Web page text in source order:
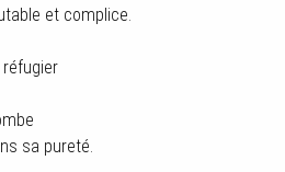
et complice.
sa pureté.